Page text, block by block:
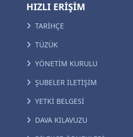
HIZLI ERİŞİM
TARİHÇE
TÜZÜK
YÖNETİM KURULU
ŞUBELER İLETİŞİM
YETKİ BELGESİ
DAVA KILAVUZU